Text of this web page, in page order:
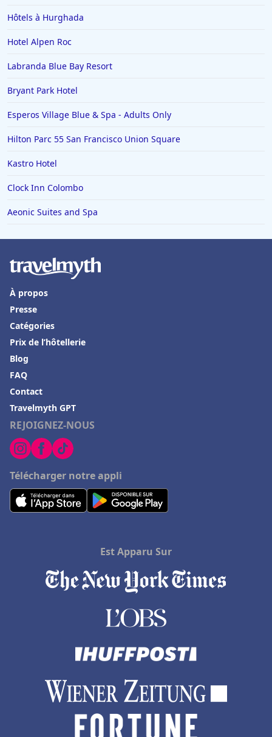
Hôtels à Hurghada
Hotel Alpen Roc
Labranda Blue Bay Resort
Bryant Park Hotel
Esperos Village Blue & Spa - Adults Only
Hilton Parc 55 San Francisco Union Square
Kastro Hotel
Clock Inn Colombo
Aeonic Suites and Spa
REJOIGNEZ-NOUS
Télécharger notre appli
À propos
Presse
Catégories
Prix de l’hôtellerie
Blog
FAQ
Contact
Travelmyth GPT
Est Apparu Sur